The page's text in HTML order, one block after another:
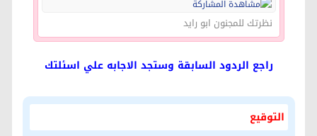
نظرتك للمجنون ابو رايد
راجع الردود السابقة وستجد الاجابه علي اسئلتك
التوقيع